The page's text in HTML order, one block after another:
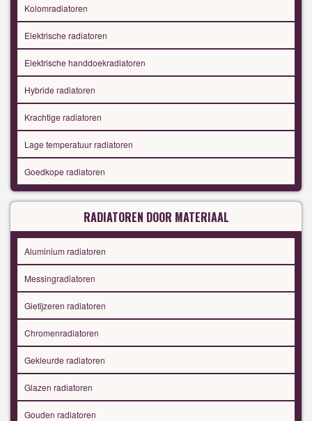
Kolomradiatoren
Elektrische radiatoren
Elektrische handdoekradiatoren
Hybride radiatoren
Krachtige radiatoren
Lage temperatuur radiatoren
Goedkope radiatoren
RADIATOREN DOOR MATERIAAL
Aluminium radiatoren
Messingradiatoren
Gietijzeren radiatoren
Chromenradiatoren
Gekleurde radiatoren
Glazen radiatoren
Gouden radiatoren